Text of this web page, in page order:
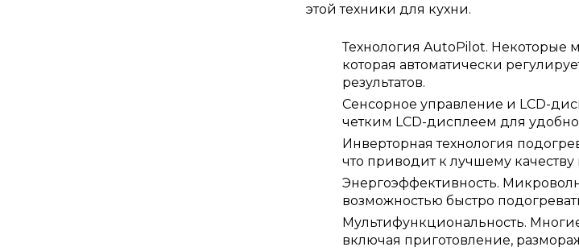
этой техники для кухни.
Технология AutoPilot. Некоторые
которая автоматически
результатов.
Сенсорное управление и LCD-
четким LCD-дисплеем для
Инверторная технология
что приводит к лучшему
Энергоэффективность.
возможностью быстро
Мультифункциональность.
включая приготовление,